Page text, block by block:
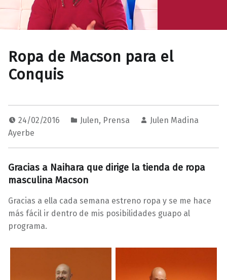
Ropa de Macson para el
Conquis
24/02/2016 Julen, Prensa
Julen Madina
Ayerbe
Gracias a Naihara que dirige la tienda de ropa
masculina Macson
Gracias a ella cada semana estreno ropa y se me hace
más fácil ir dentro de mis posibilidades guapo al
programa.